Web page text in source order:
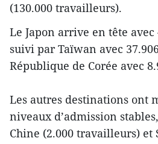
(130.000 travailleurs).
Le Japon arrive en tête
suivi par Taïwan avec
République de Corée avec
Les autres destinations ont
niveaux d’admission
Chine (2.000 travailleurs) et